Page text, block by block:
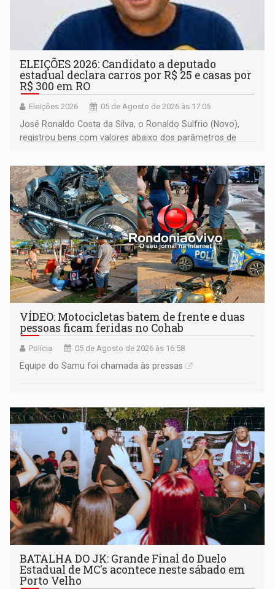
ELEIÇÕES 2026: Candidato a deputado
estadual declara carros por R$ 25 e casas por
R$ 300 em RO
Eleições 2026 05 de Agosto de 2026 às 17:05
José Ronaldo Costa da Silva, o Ronaldo Sulfrio (Novo),
registrou bens com valores abaixo dos parâmetros de
milhões
VÍDEO: Motocicletas batem de frente e duas
pessoas ficam feridas no Cohab
Polícia 05 de Agosto de 2026 às 16:58
Equipe do Samu foi chamada às pressas
BATALHA DO JK: Grande Final do Duelo
Estadual de MC's acontece neste sábado em
Porto Velho